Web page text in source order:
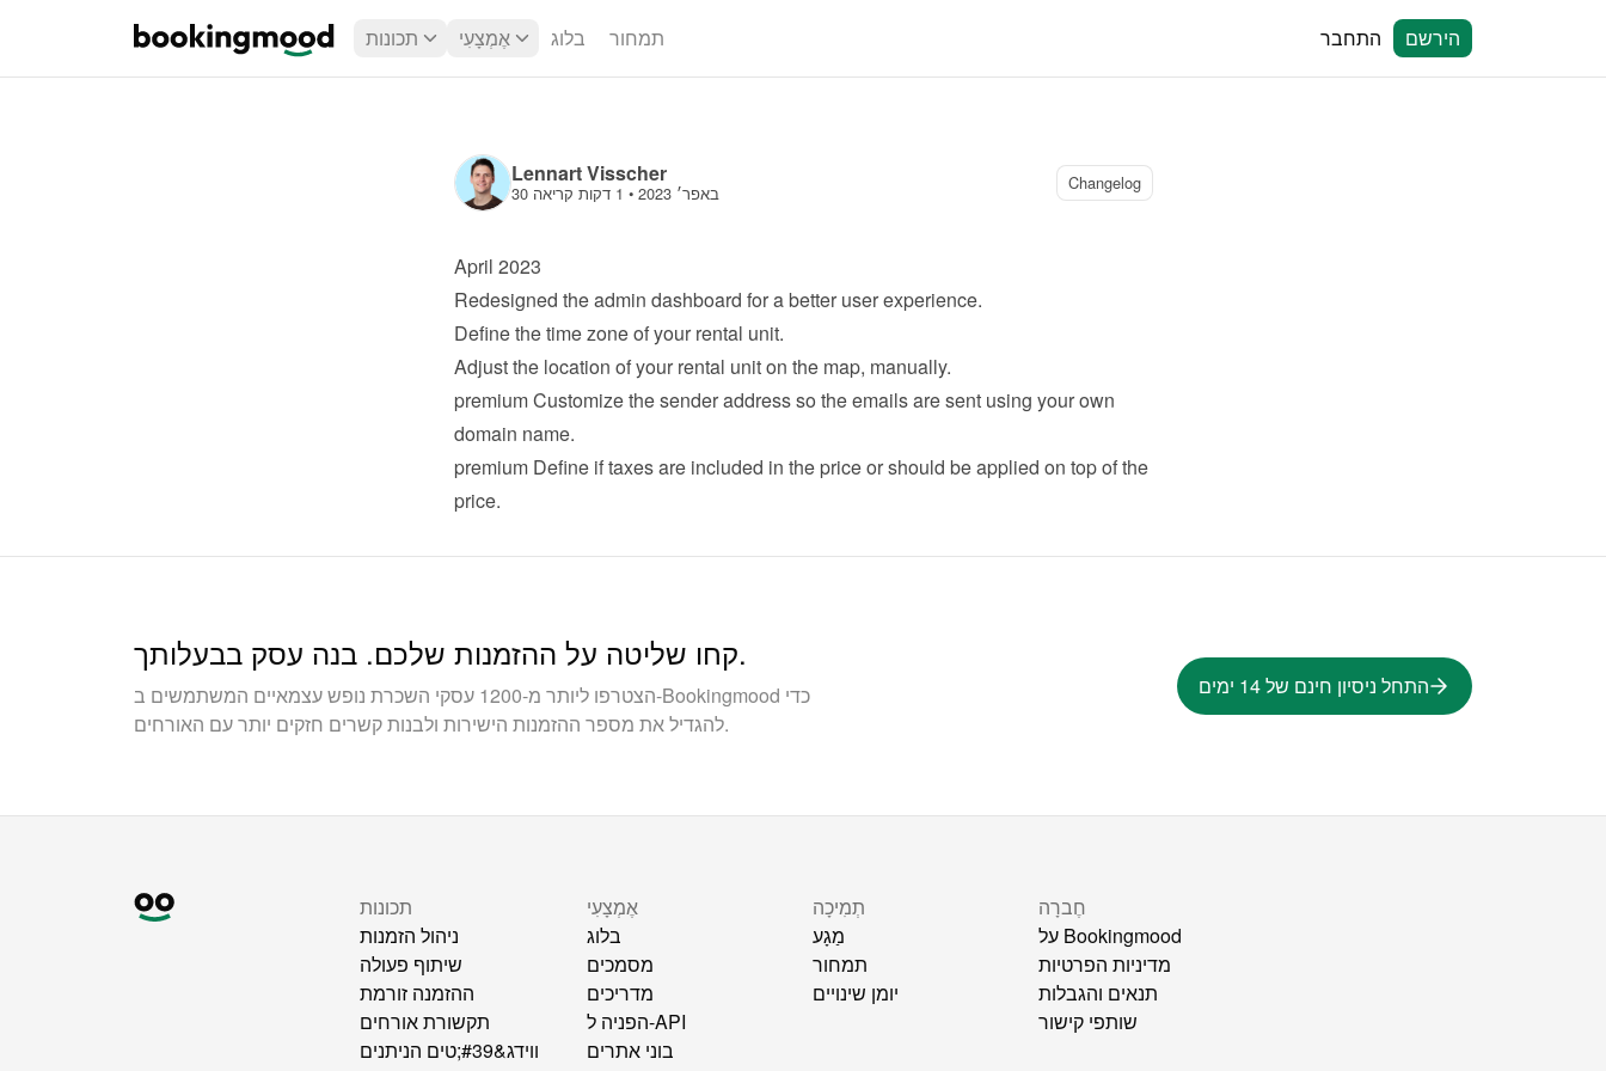
תכונות אֶמְצָעִי בלוג תמחור התחבר הירשם
Lennart Visscher
30 באפר׳ 2023 • 1 דקות קריאה Changelog
April 2023
Redesigned the admin dashboard for a better user experience.
Define the time zone of your rental unit.
Adjust the location of your rental unit on the map, manually.
premium Customize the sender address so the emails are sent using your own
domain name.
premium Define if taxes are included in the price or should be applied on top of the
price.
קחו שליטה על ההזמנות שלכם. בנה עסק בבעלותך.
הצטרפו ליותר מ-1200 עסקי השכרת נופש עצמאיים המשתמשים ב-Bookingmood כדי
להגדיל את מספר ההזמנות הישירות ולבנות קשרים חזקים יותר עם האורחים.
התחל ניסיון חינם של 14 ימים
תכונות
ניהול הזמנות
שיתוף פעולה
ההזמנה זורמת
תקשורת אורחים
ווידג&#39;טים הניתנים
אֶמְצָעִי
בלוג
מסמכים
מדריכים
הפניה ל-API
בוני אתרים
תְמִיכָה
מַגָע
תמחור
יומן שינויים
חֶברָה
על Bookingmood
מדיניות הפרטיות
תנאים והגבלות
שותפי קישור